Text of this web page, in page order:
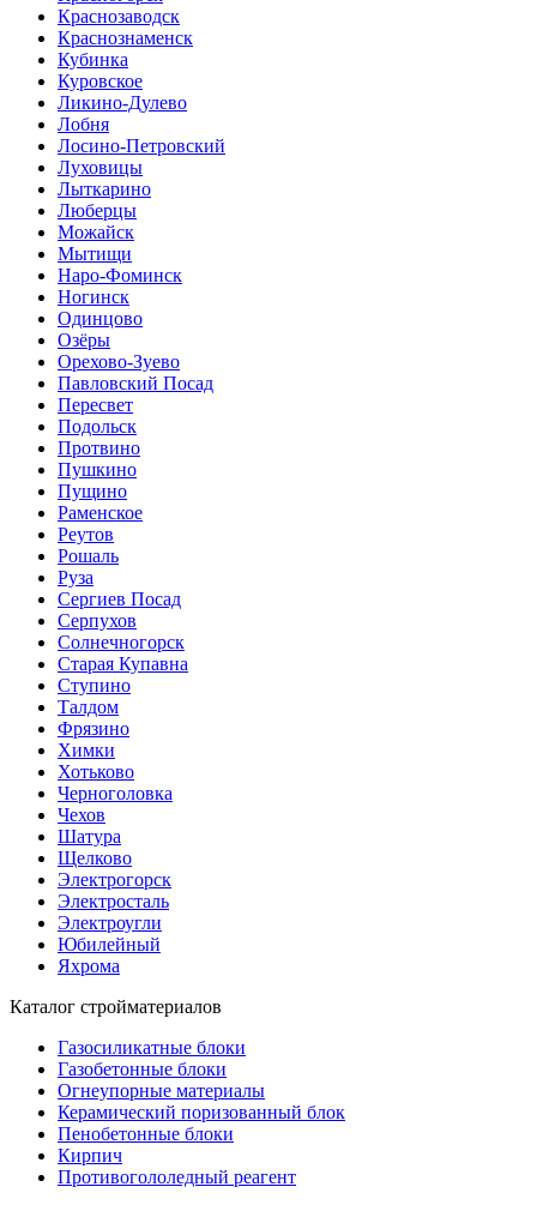
Краснозаводск
Краснознаменск
Кубинка
Куровское
Ликино-Дулево
Лобня
Лосино-Петровский
Луховицы
Лыткарино
Люберцы
Можайск
Мытищи
Наро-Фоминск
Ногинск
Одинцово
Озёры
Орехово-Зуево
Павловский Посад
Пересвет
Подольск
Протвино
Пушкино
Пущино
Раменское
Реутов
Рошаль
Руза
Сергиев Посад
Серпухов
Солнечногорск
Старая Купавна
Ступино
Талдом
Фрязино
Химки
Хотьково
Черноголовка
Чехов
Шатура
Щелково
Электрогорск
Электросталь
Электроугли
Юбилейный
Яхрома
Каталог стройматериалов
Газосиликатные блоки
Газобетонные блоки
Огнеупорные материалы
Керамический поризованный блок
Пенобетонные блоки
Кирпич
Противогололедный реагент